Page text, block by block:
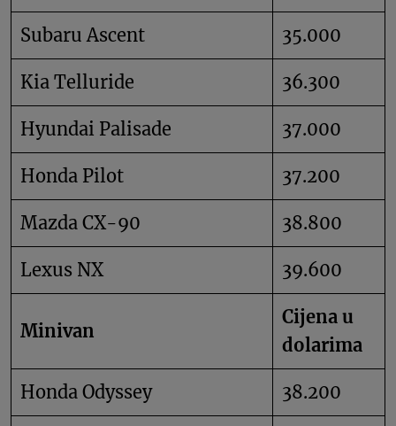
Subaru Ascent 35.000
Kia Telluride 36.300
Hyundai Palisade 37.000
Honda Pilot 37.200
Mazda CX-90 38.800
Lexus NX 39.600
Minivan
Cijena u
dolarima
Honda Odyssey 38.200